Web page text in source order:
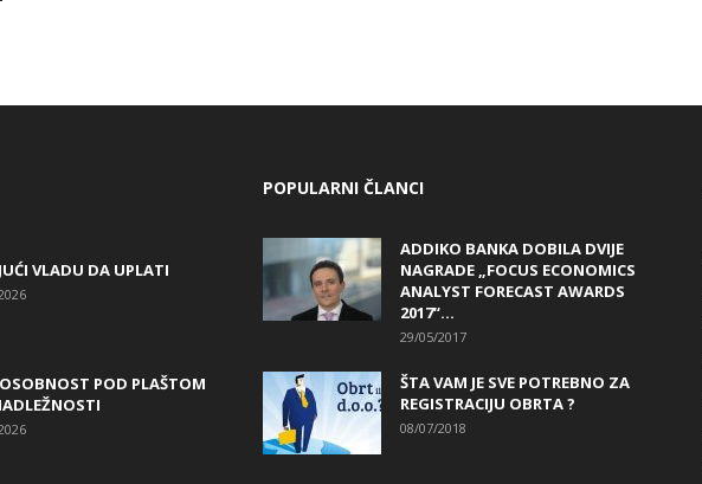
VLADU DA UPLATI
POD PLAŠTOM
POPULARNI ČLANCI
ADDIKO BANKA DOBILA DVIJE
NAGRADE „FOCUS ECONOMICS
ANALYST FORECAST AWARDS
2017“...
29/05/2017
ŠTA VAM JE SVE POTREBNO ZA
REGISTRACIJU OBRTA ?
08/07/2018